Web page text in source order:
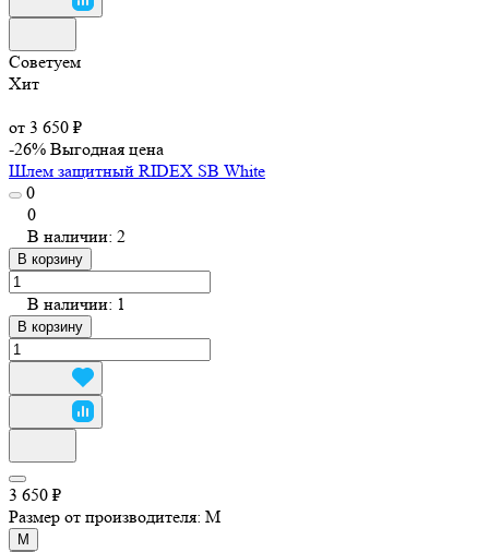
Советуем
Хит
от 3 650 ₽
-26% Выгодная цена
Шлем защитный RIDEX SB White
0
0
В наличии: 2
В корзину
В наличии: 1
В корзину
3 650 ₽
Размер от производителя: M
M